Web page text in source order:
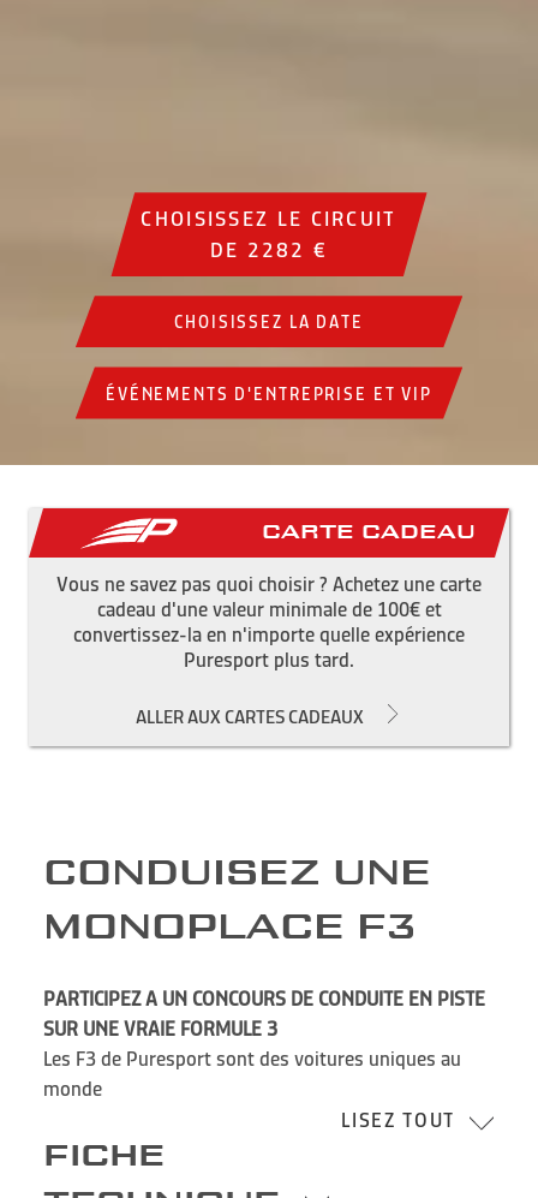
CHOISISSEZ LE CIRCUIT
DE 2282 €
CHOISISSEZ LA DATE
ÉVÉNEMENTS D'ENTREPRISE ET VIP
Carte cadeau
Vous ne savez pas quoi choisir ? Achetez une carte
cadeau d'une valeur minimale de 100€ et
convertissez-la en n'importe quelle expérience
Puresport plus tard.
ALLER AUX CARTES CADEAUX
CONDUISEZ UNE
MONOPLACE F3
PARTICIPEZ A UN CONCOURS DE CONDUITE EN PISTE
SUR UNE VRAIE FORMULE 3
Les F3 de Puresport sont des voitures uniques au
monde
LISEZ TOUT
FICHE